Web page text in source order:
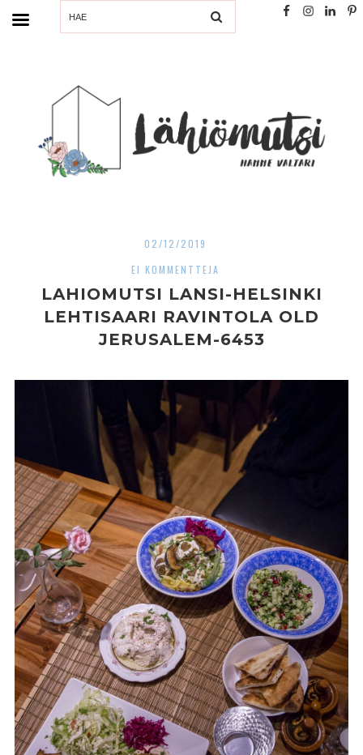
SEARCH
02/12/2019
EI KOMMENTTEJA
LAHIOMUTSI LANSI-HELSINKI
LEHTISAARI RAVINTOLA OLD
JERUSALEM-6453